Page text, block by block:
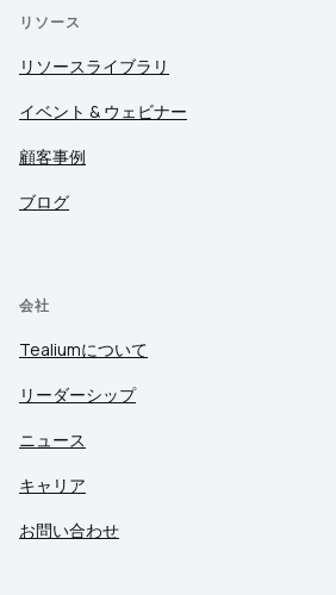
リソース
リソースライブラリ
イベント & ウェビナー
顧客事例
ブログ
会社
Tealiumについて
リーダーシップ
ニュース
キャリア
お問い合わせ